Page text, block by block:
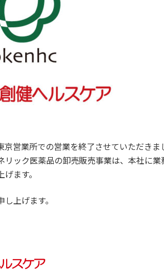
営業所での営業を終了させていただきま
リック医薬品の卸売販売事業は、本社に
ます。
上げます。